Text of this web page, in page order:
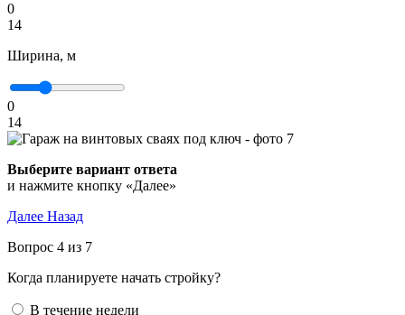
0
14
Ширина, м
0
14
Выберите вариант ответа
и нажмите кнопку «Далее»
Далее Назад
Вопрос 4 из 7
Когда планируете начать стройку?
В течение недели